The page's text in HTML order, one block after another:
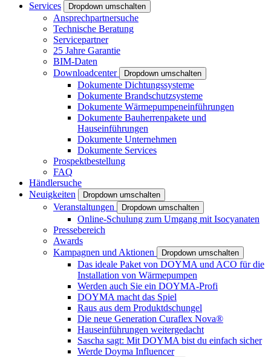
Services
Dropdown umschalten
Ansprechpartnersuche
Technische Beratung
Servicepartner
25 Jahre Garantie
BIM-Daten
Downloadcenter
Dropdown umschalten
Dokumente Dichtungssysteme
Dokumente Brandschutzsysteme
Dokumente Wärmepumpeneinführungen
Dokumente Bauherrenpakete und
Hauseinführungen
Dokumente Unternehmen
Dokumente Services
Prospektbestellung
FAQ
Händlersuche
Neuigkeiten
Dropdown umschalten
Veranstaltungen Dropdown umschalten
Online-Schulung zum Umgang mit Isocyanaten
Pressebereich
Awards
Kampagnen und Aktionen
Dropdown umschalten
Das ideale Paket von DOYMA und ACO für die
Installation von Wärmepumpen
Werden auch Sie ein DOYMA-Profi
DOYMA macht das Spiel
Raus aus dem Produktdschungel
Die neue Generation Curaflex Nova®
Hauseinführungen weitergedacht
Sascha sagt: Mit DOYMA bist du einfach sicher
Werde Doyma Influencer